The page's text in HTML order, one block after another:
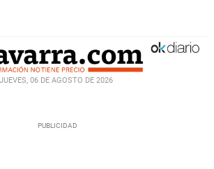
JUEVES, 06 DE AGOSTO DE 2026